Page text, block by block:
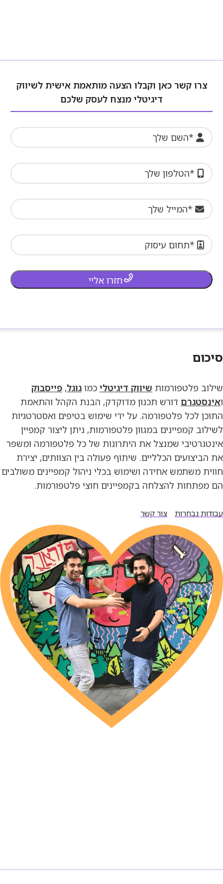
צרו קשר כאן וקבלו הצעה מותאמת אישית לשיווק
דיגיטלי מנצח לעסק שלכם
חזרו אליי
סיכום
שילוב פלטפורמות שיווק דיגיטלי כמו גוגל, פייסבוק
ואינסטגרם דורש תכנון מדוקדק, הבנת הקהל והתאמת
התוכן לכל פלטפורמה. על ידי שימוש בטיפים ואסטרטגיות
לשילוב קמפיינים במגוון פלטפורמות, ניתן ליצור קמפיין
אינטגרטיבי שמנצל את היתרונות של כל פלטפורמה ומשפר
את הביצועים הכלליים. שיתוף פעולה בין הצוותים, יצירת
חווית משתמש אחידה ושימוש בכלי ניהול קמפיינים משולבים
הם מפתחות להצלחה בקמפיינים חוצי פלטפורמות.
עבודות נבחרות צור קשר